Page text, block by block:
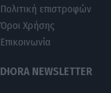
Πολιτική επιστροφών
Όροι Χρήσης
Επικοινωνία
DIORA NEWSLETTER